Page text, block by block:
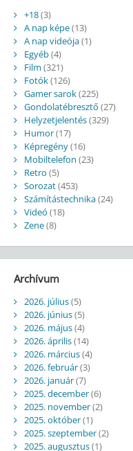
+18(3)
A nap képe(13)
A nap videója(1)
Egyéb(4)
Film (321)
Fotók(126)
Gamer sarok(225)
Gondolatébresztő (27)
Helyzetjelentés(329)
Humor(17)
Képregény(16)
Mobiltelefon (23)
Retro (5)
Sorozat(453)
Számítástechnika(24)
Videó (18)
Zene(8)
Archívum
2026. július(5)
2026. június(5)
2026. május(4)
2026. április(14)
2026. március(4)
2026. február(3)
2026. január(7)
2025. december(6)
2025. november(2)
2025. október(1)
2025. szeptember(2)
2025. augusztus(1)